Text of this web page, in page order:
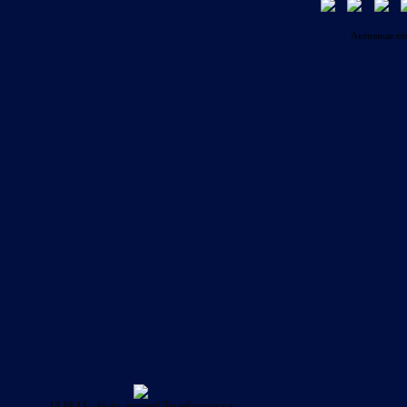
Активные